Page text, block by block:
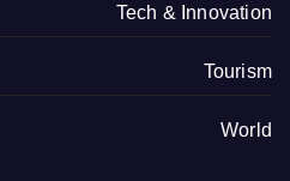
Tech & Innovation
Tourism
World